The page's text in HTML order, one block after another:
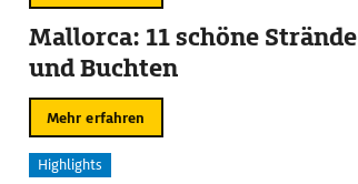
Mallorca: 11 schöne Strände
und Buchten
Mehr erfahren
Highlights